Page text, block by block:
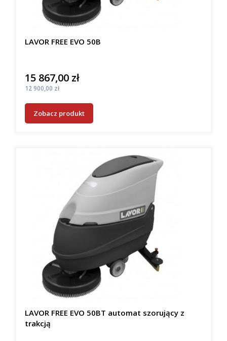
LAVOR FREE EVO 50B
Cena
15 867,00 zł
Cena
12 900,00 zł
Zobacz produkt
LAVOR FREE EVO 50BT automat szorujący z
trakcją